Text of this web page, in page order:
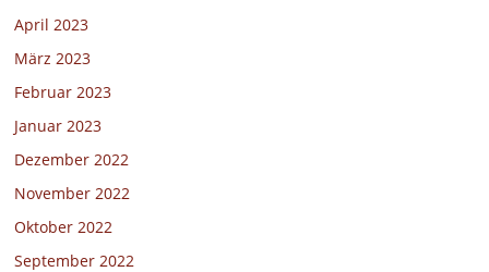
April 2023
März 2023
Februar 2023
Januar 2023
Dezember 2022
November 2022
Oktober 2022
September 2022